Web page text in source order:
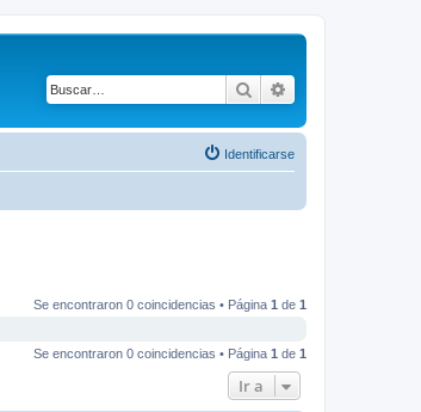
Buscar
Identificarse
Se encontraron 0 coincidencias • Página 1 de 1
Se encontraron 0 coincidencias • Página 1 de 1
Ir a